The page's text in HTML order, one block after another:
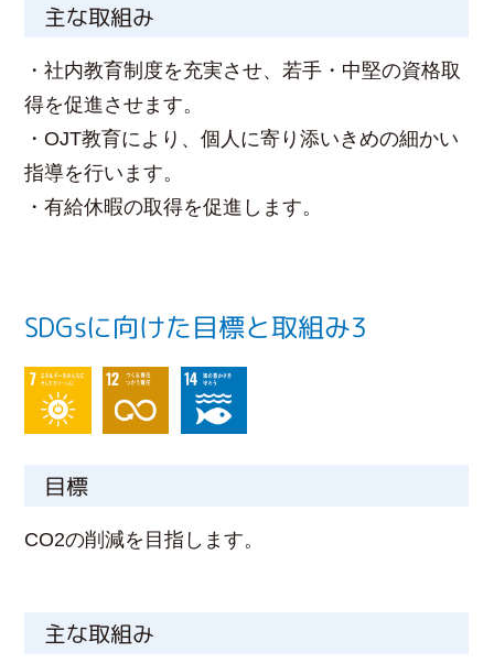
主な取組み
・社内教育制度を充実させ、若手・中堅の資格取
得を促進させます。
・OJT教育により、個人に寄り添いきめの細かい
指導を行います。
・有給休暇の取得を促進します。
SDGsに向けた目標と取組み3
目標
CO2の削減を目指します。
主な取組み